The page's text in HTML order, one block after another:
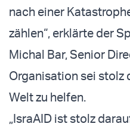
nach einer
zählen“, erklärte der
Michal Bar, Senior
Organisation sei stolz
Welt zu helfen.
„IsraAID ist stolz